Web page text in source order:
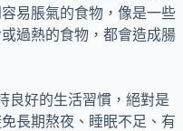
易脹氣的食物，像是一些
過熱的食物，都會造成腸
良好的生活習慣，絕對是
長期熬夜、睡眠不足、有